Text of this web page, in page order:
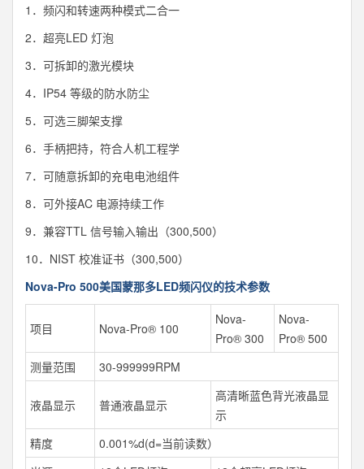
1．频闪和转速两种模式二合一
2．超亮LED 灯泡
3．可拆卸的激光模块
4．IP54 等级的防水防尘
5．可选三脚架支撑
6．手柄把持，符合人机工程学
7．可随意拆卸的充电电池组件
8．可外接AC 电源持续工作
9．兼容TTL 信号输入输出（300,500）
10．NIST 校准证书（300,500）
Nova-Pro 500美国蒙那多LED频闪仪的技术参数
项目 Nova-Pro® 100
Nova-
Pro® 300
Nova-
Pro® 500
测量范围
30-999999RPM
液晶显示 普通液晶显示
高清晰蓝色背光液晶显
示
精度
0.001%d(d=当前读数）